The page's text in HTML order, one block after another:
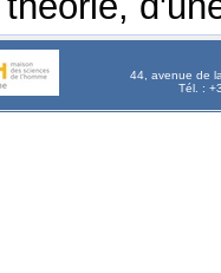
44, avenue de
Tél. :